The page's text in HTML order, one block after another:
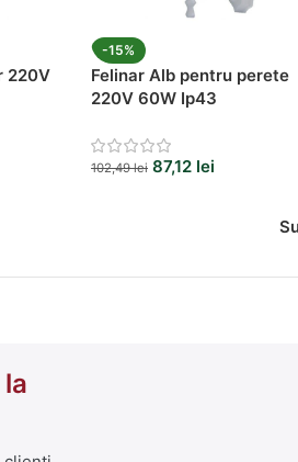
220V
-15%
Felinar Alb pentru perete
220V 60W Ip43
102,49lei 87,12 lei